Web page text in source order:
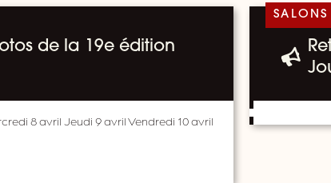
de la 19e édition
8 avril Jeudi 9 avril Vendredi 10 avril